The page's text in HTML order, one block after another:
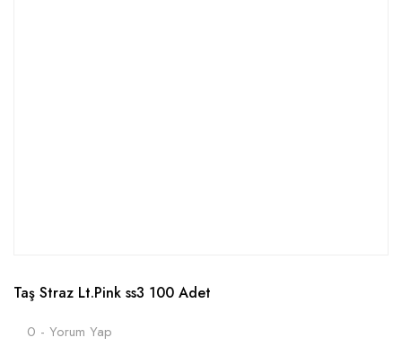
Taş Straz Lt.Pink ss3 100 Adet
0 - Yorum Yap